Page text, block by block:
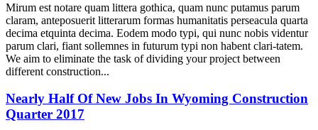
Mirum est notare quam littera gothica, quam nunc putamus parum
claram, anteposuerit litterarum formas humanitatis perseacula quarta
decima etquinta decima. Eodem modo typi, qui nunc nobis videntur
parum clari, fiant sollemnes in futurum typi non habent clari-tatem.
We aim to eliminate the task of dividing your project between
different construction...
Nearly Half Of New Jobs In Wyoming Construction
Quarter 2017